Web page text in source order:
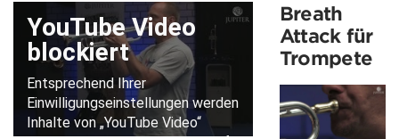
Breath
Attack für
Trompete